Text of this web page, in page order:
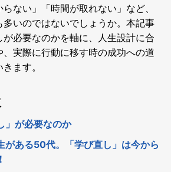
ない」「時間が取れない」など、
多いのではないでしょうか。本記事
必要なのかを軸に、人生設計に合
、実際に行動に移す時の成功への道
ます。
」が必要なのか
がある50代。「学び直し」は今から